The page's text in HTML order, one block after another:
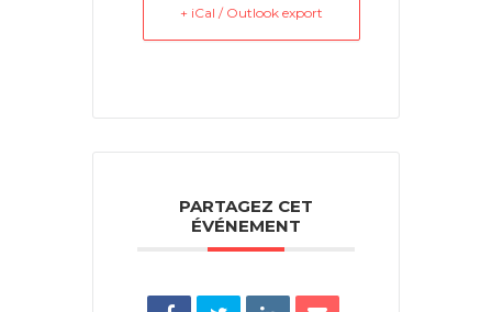
+ iCal / Outlook export
PARTAGEZ CET
ÉVÉNEMENT